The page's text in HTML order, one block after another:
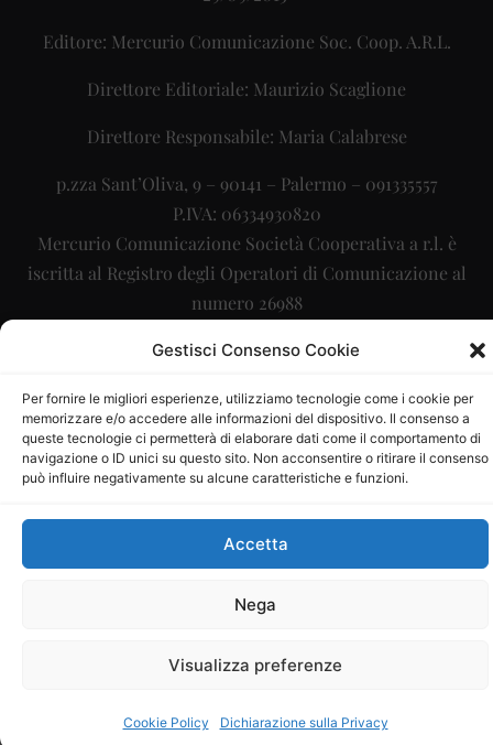
Gestisci Consenso Cookie
Per fornire le migliori esperienze, utilizziamo tecnologie come i cookie per
memorizzare e/o accedere alle informazioni del dispositivo. Il consenso a
queste tecnologie ci permetterà di elaborare dati come il comportamento di
navigazione o ID unici su questo sito. Non acconsentire o ritirare il consenso
può influire negativamente su alcune caratteristiche e funzioni.
Accetta
Nega
Visualizza preferenze
Cookie Policy Dichiarazione sulla Privacy
Editore: Mercurio Comunicazione Soc. Coop. A.R.L.
Direttore Editoriale: Maurizio Scaglione
Direttore Responsabile: Maria Calabrese
p.zza Sant’Oliva, 9 – 90141 – Palermo – 091335557
P.IVA: 06334930820
Mercurio Comunicazione Società Cooperativa a r.l. è
iscritta al Registro degli Operatori di Comunicazione al
numero 26988
Sito gestito daLa Digitale srl–info@ladigitale.it